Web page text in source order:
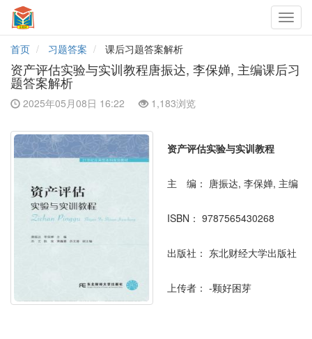
首页
习题答案 课后习题答案解析
资产评估实验与实训教程唐振达, 李保婵, 主编课后习
题答案解析
2025年05月08日 16:22 1,183浏览
资产评估实验与实训教程
主 编： 唐振达, 李保婵, 主编
ISBN： 9787565430268
出版社： 东北财经大学出版社
上传者： -颗好困芽